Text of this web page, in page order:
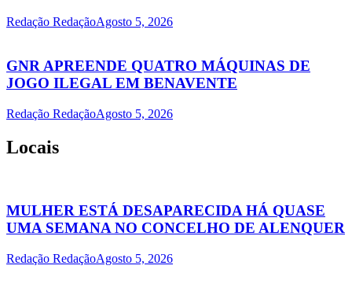
Redação RedaçãoAgosto 5, 2026
GNR APREENDE QUATRO MÁQUINAS DE
JOGO ILEGAL EM BENAVENTE
Redação RedaçãoAgosto 5, 2026
Locais
MULHER ESTÁ DESAPARECIDA HÁ QUASE
UMA SEMANA NO CONCELHO DE ALENQUER
Redação RedaçãoAgosto 5, 2026